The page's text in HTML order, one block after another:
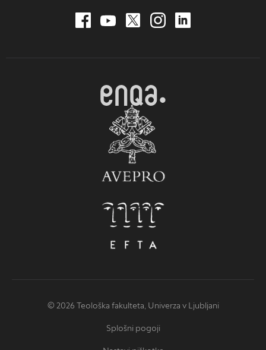
© 2026 Teološka fakulteta, Univerza v Ljubljani
Splošni pogoji